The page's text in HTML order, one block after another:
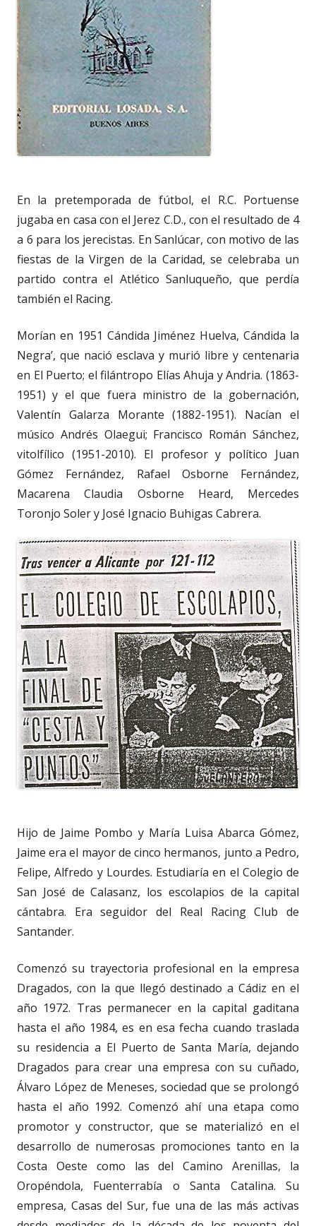
En la pretemporada de fútbol, el R.C. Portuense
jugaba en casa con el Jerez C.D., con el resultado de 4
a 6 para los jerecistas. En Sanlúcar, con motivo de las
fiestas de la Virgen de la Caridad, se celebraba un
partido contra el Atlético Sanluqueño, que perdía
también el Racing.
Morían en 1951 Cándida Jiménez Huelva, Cándida la
Negra’, que nació esclava y murió libre y centenaria
en El Puerto; el filántropo Elías Ahuja y Andria. (1863-
1951) y el que fuera ministro de la gobernación,
Valentín Galarza Morante (1882-1951). Nacían el
músico Andrés Olaegui; Francisco Román Sánchez,
vitolfílico (1951-2010). El profesor y político Juan
Gómez Fernández, Rafael Osborne Fernández,
Macarena Claudia Osborne Heard, Mercedes
Toronjo Soler y José Ignacio Buhigas Cabrera.
Hijo de Jaime Pombo y María Luisa Abarca Gómez,
Jaime era el mayor de cinco hermanos, junto a Pedro,
Felipe, Alfredo y Lourdes. Estudiaría en el Colegio de
San José de Calasanz, los escolapios de la capital
cántabra. Era seguidor del Real Racing Club de
Santander.
Comenzó su trayectoria profesional en la empresa
Dragados, con la que llegó destinado a Cádiz en el
año 1972. Tras permanecer en la capital gaditana
hasta el año 1984, es en esa fecha cuando traslada
su residencia a El Puerto de Santa María, dejando
Dragados para crear una empresa con su cuñado,
Álvaro López de Meneses, sociedad que se prolongó
hasta el año 1992. Comenzó ahí una etapa como
promotor y constructor, que se materializó en el
desarrollo de numerosas promociones tanto en la
Costa Oeste como las del Camino Arenillas, la
Oropéndola, Fuenterrabía o Santa Catalina. Su
empresa, Casas del Sur, fue una de las más activas